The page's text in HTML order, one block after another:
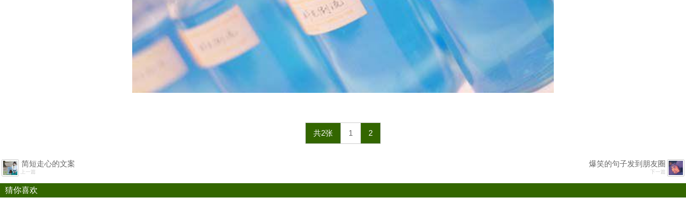
共2张 1 2
简短走心的文案
上一篇
爆笑的句子发到朋友圈
下一篇
猜你喜欢